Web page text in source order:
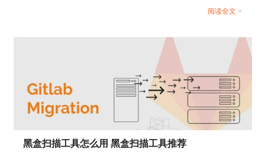
二、Web漏洞扫描主要面向什么进行漏洞扫描
主要包括一下一些对象：
1、Web 应用程序
是就有了各种安全扫描工具，AppScan就是其中一个，它的
聊这个工具，看看它到底值不值得你使用。...
阅读全文 >
黑盒扫描工具怎么用 黑盒扫描工具推荐